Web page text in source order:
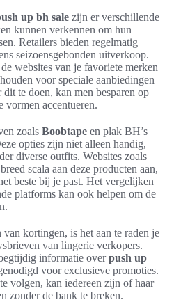
up bh sale zijn er verschillende
kunnen verkennen om hun
Retailers bieden regelmatig
seizoensgebonden uitverkoop.
websites van je favoriete merken
voor speciale aanbiedingen
te doen, kan men besparen op
vormen accentueren.
zoals Boobtape en plak BH’s
opties zijn niet alleen handig,
diverse outfits. Websites zoals
scala aan deze producten aan,
beste bij je past. Het vergelijken
platforms kan ook helpen om de
kortingen, is het aan te raden je
van lingerie verkopers.
informatie overpush up
voor exclusieve promoties.
volgen, kan iedereen zijn of haar
zonder de bank te breken.